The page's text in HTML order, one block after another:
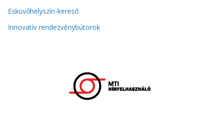
Esküvőhelyszín-kereső
Innovatív rendezvénybútorok